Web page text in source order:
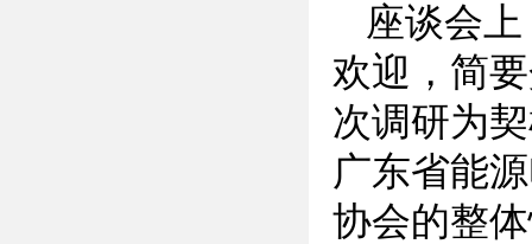
座谈会
欢迎，简
次调研为
广东省能
协会的整